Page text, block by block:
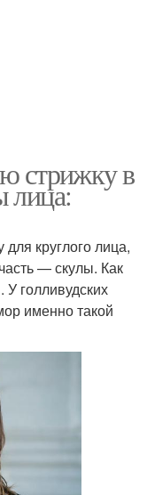
стрижку в
лица:
круглого лица,
— скулы. Как
голливудских
именно такой